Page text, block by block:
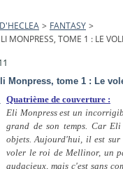
> FANTASY >
MONPRESS, TOME 1 : LE
Monpress, tome 1 : Le
Quatrième de couverture :
Eli Monpress est un
grand de son temps. Car
objets. Aujourd'hui, il est
voler le roi de Mellinor, un
audacieux, mais c'est sans